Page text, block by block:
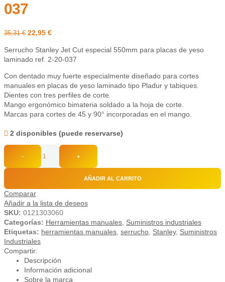
037
35,31€ 22,95 €
Serrucho Stanley Jet Cut especial 550mm para placas de yeso
laminado ref. 2-20-037
Con dentado muy fuerte especialmente diseñado para cortes
manuales en placas de yeso laminado tipo Pladur y tabiques.
Dientes con tres perfiles de corte.
Mango ergonómico bimateria soldado a la hoja de corte.
Marcas para cortes de 45 y 90° incorporadas en el mango.
2 disponibles (puede reservarse)
- +
AÑADIR AL CARRITO
Comparar
Añadir a la lista de deseos
SKU: 0121303060
Categorías: Herramientas manuales Suministros industriales
Etiquetas: herramientas manuales serrucho Stanley, Suministros
Industriales
Compartir:
Descripción
Información adicional
Sobre la marca